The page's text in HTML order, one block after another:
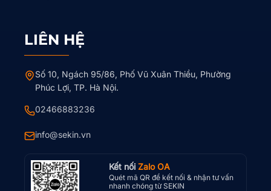
LIÊN HỆ
Số 10, Ngách 95/86, Phố Vũ Xuân Thiều, Phường
Phúc Lợi, TP. Hà Nội.
02466883236
info@sekin.vn
Kết nối Zalo OA
Quét mã QR để kết nối & nhận tư vấn
nhanh chóng từ SEKIN